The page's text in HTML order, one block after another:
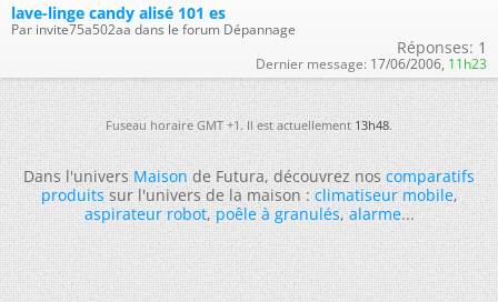
lave-linge candy alisé 101 es
Par invite75a502aa dans le forum Dépannage
Réponses: 1
Dernier message: 17/06/2006, 11h23
Fuseau horaire GMT +1. Il est actuellement13h48.
Dans l'universMaisonde Futura, découvrez noscomparatifs
produitssur l'univers de la maison :climatiseur mobile,
aspirateur robot,poêle à granulés,alarme...